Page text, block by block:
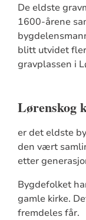
De eldste
1600-årene
blitt utvidet
gravplassen i
Lørenskog
er det eldste
den vært
etter
Bygdefolket
gamle kirke.
fremdeles får.